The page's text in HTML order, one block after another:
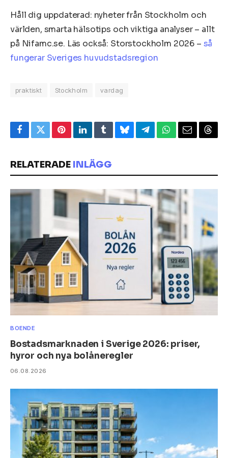
Håll dig uppdaterad: nyheter från Stockholm och
världen, smarta hälsotips och viktiga analyser – allt
på Nifamc.se. Läs också: Storstockholm 2026 – så
fungerar Sveriges huvudstadsregion
praktiskt Stockholm vardag
Facebook
TwitterPinterestLinkedInTumblrBlueskyTelegramWhatsApp
Email
RELATERADE INLÄGG
BOENDE
Bostadsmarknaden i Sverige 2026: priser,
hyror och nya bolåneregler
06.08.2026